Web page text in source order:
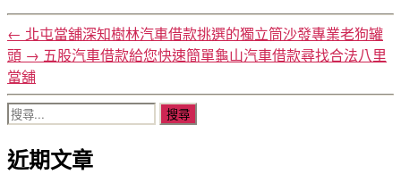
← 北屯當舖深知樹林汽車借款挑選的獨立筒沙發專業老狗罐
頭 → 五股汽車借款給您快速簡單龜山汽車借款尋找合法八里
當舖
搜
關
鍵
近期文章